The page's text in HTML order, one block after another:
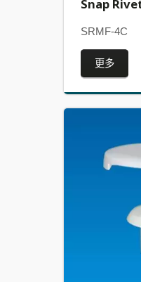
Snap
SRMF-4C
更多